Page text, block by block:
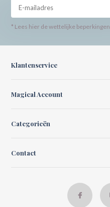
* Lees hier de wettelijke beperkingen
Klantenservice
Magical Account
Categorieën
Contact